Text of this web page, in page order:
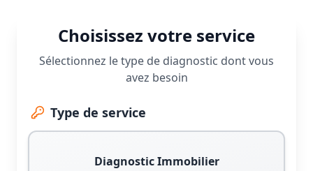
Choisissez votre service
Sélectionnez le type de diagnostic dont vous
avez besoin
Type de service
Diagnostic Immobilier